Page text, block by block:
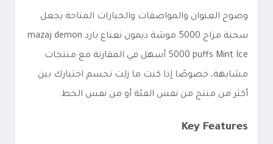
وضوح العنوان والمواصفات والخيارات المتاحة يجعل
سحبة مزاج 5000 موشة ديمون نعناع بارد mazaj demon
5000 puffs Mint Ice أسهل في المقارنة مع منتجات
مشابهة، خصوصًا إذا كنت ما زلت تحسم اختيارك بين
أكثر من منتج من نفس الفئة أو من نفس الخط.
Key Features